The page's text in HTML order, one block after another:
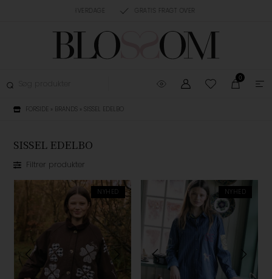
GRATIS FRAGT OVER 499,-
0
FORSIDE » BRANDS »SISSEL EDELBO
SISSEL EDELBO
Filtrer produkter
NYHED NYHED